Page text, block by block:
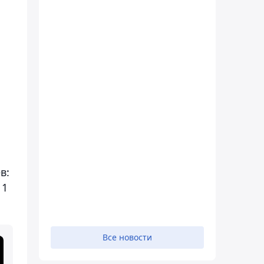
Все новости